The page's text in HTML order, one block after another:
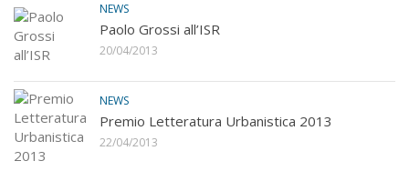
NEWS
Paolo Grossi all’ISR
20/04/2013
NEWS
Premio Letteratura Urbanistica 2013
22/04/2013